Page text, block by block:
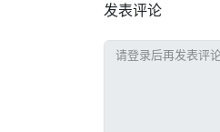
发表评论